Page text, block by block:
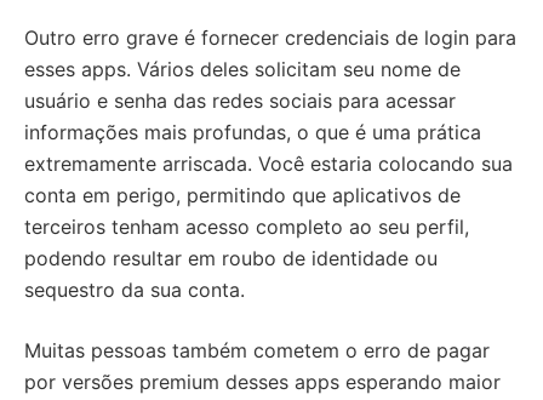
Outro erro grave é fornecer credenciais de login para
esses apps. Vários deles solicitam seu nome de
usuário e senha das redes sociais para acessar
informações mais profundas, o que é uma prática
extremamente arriscada. Você estaria colocando sua
conta em perigo, permitindo que aplicativos de
terceiros tenham acesso completo ao seu perfil,
podendo resultar em roubo de identidade ou
sequestro da sua conta.
Muitas pessoas também cometem o erro de pagar
por versões premium desses apps esperando maior